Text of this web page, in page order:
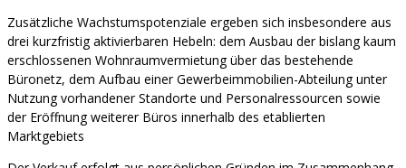
Zusätzliche Wachstumspotenziale ergeben sich insbesondere aus
drei kurzfristig aktivierbaren Hebeln: dem Ausbau der bislang kaum
erschlossenen Wohnraumvermietung über das bestehende
Büronetz, dem Aufbau einer Gewerbeimmobilien-Abteilung unter
Nutzung vorhandener Standorte und Personalressourcen sowie
der Eröffnung weiterer Büros innerhalb des etablierten
Marktgebiets